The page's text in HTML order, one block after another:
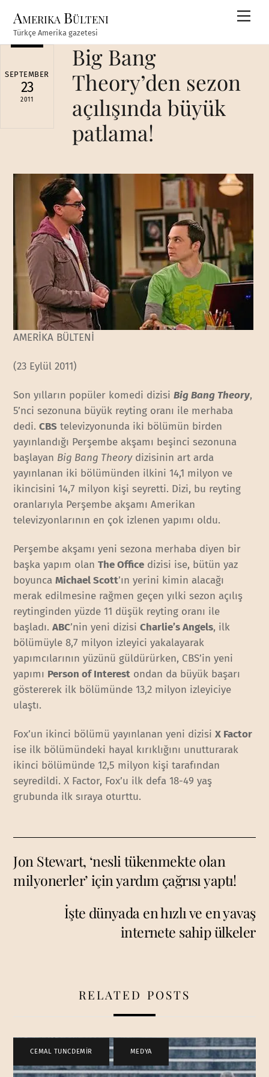
content
Amerika Bülteni
Türkçe Amerika gazetesi
SEPTEMBER
23
2011
Big Bang
Theory’den sezon
açılışında büyük
patlama!
AMERİKA BÜLTENİ
(23 Eylül 2011)
Son yılların popüler komedi dizisiBig Bang Theory,
5’nci sezonuna büyük reyting oranı ile merhaba
dedi.CBS televizyonunda iki bölümün birden
yayınlandığı Perşembe akşamı beşinci sezonuna
başlayan Big Bang Theorydizisinin art arda
yayınlanan iki bölümünden ilkini 14,1 milyon ve
ikincisini 14,7 milyon kişi seyretti. Dizi, bu reyting
oranlarıyla Perşembe akşamı Amerikan
televizyonlarının en çok izlenen yapımı oldu.
Perşembe akşamı yeni sezona merhaba diyen bir
başka yapım olanThe Office dizisi ise, bütün yaz
boyuncaMichael Scott’ın yerini kimin alacağı
merak edilmesine rağmen geçen yılki sezon açılış
reytinginden yüzde 11 düşük reyting oranı ile
başladı.ABC’nin yeni dizisiCharlie’s Angels, ilk
bölümüyle 8,7 milyon izleyici yakalayarak
yapımcılarının yüzünü güldürürken, CBS’in yeni
yapımı Person of Interest ondan da büyük başarı
göstererek ilk bölümünde 13,2 milyon izleyiciye
ulaştı.
Fox’un ikinci bölümü yayınlanan yeni dizisiX Factor
ise ilk bölümündeki hayal kırıklığını unutturarak
ikinci bölümünde 12,5 milyon kişi tarafından
seyredildi. X Factor, Fox’u ilk defa 18-49 yaş
grubunda ilk sıraya oturttu.
Jon Stewart, ‘nesli tükenmekte olan
milyonerler’ için yardım çağrısı yaptı!
İşte dünyada en hızlı ve en yavaş
internete sahip ülkeler
RELATED POSTS
CEMAL TUNCDEMİR , MEDYA